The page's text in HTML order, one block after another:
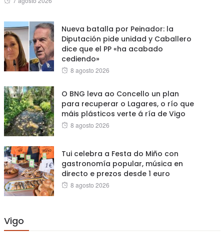
Nueva batalla por Peinador: la
Diputación pide unidad y Caballero
dice que el PP «ha acabado
cediendo»
Posted
8 agosto 2026
O BNG leva ao Concello un plan
para recuperar o Lagares, o río que
máis plásticos verte á ría de Vigo
Posted
8 agosto 2026
Tui celebra a Festa do Miño con
gastronomía popular, música en
directo e prezos desde 1 euro
Posted
8 agosto 2026
Vigo